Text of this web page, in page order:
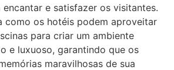
e satisfazer os visitantes.
como os hotéis podem aproveitar
para criar um ambiente
e luxuoso, garantindo que os
maravilhosas de sua